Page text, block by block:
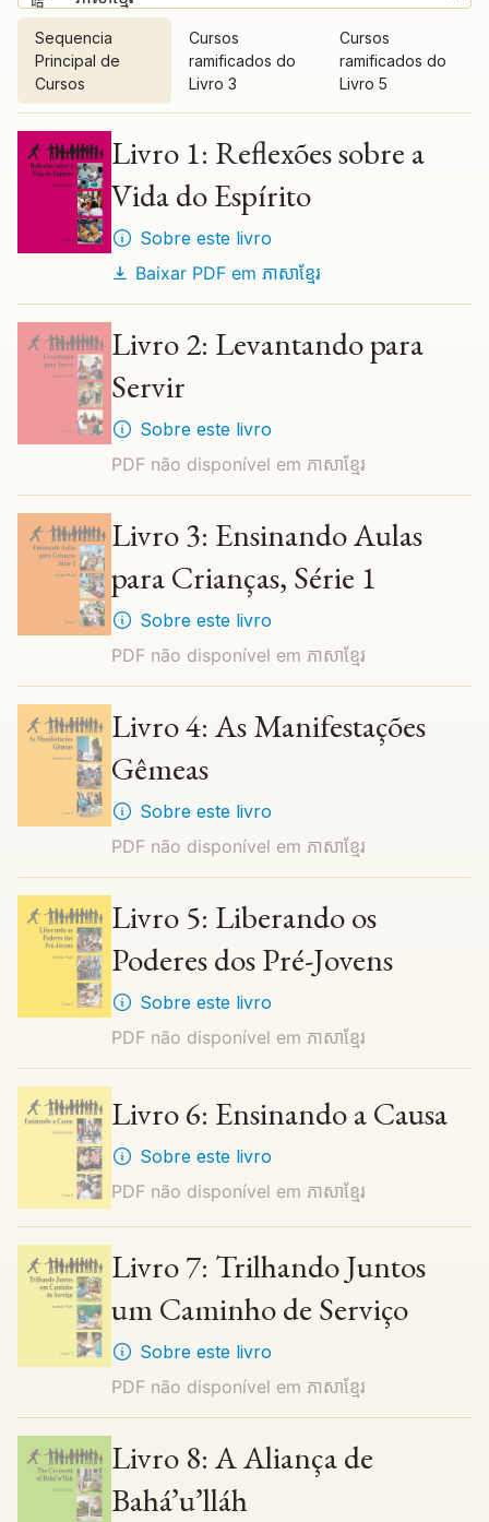
Sequencia
Principal de
Cursos
Cursos
ramificados do
Livro 3
Cursos
ramificados do
Livro 5
Livro 1: Reflexões sobre a
Vida do Espírito
Sobre este livro
Baixar PDF emភាសាខ្មែរ
Livro 2: Levantando para
Servir
Sobre este livro
PDF não disponível emភាសាខ្មែរ
Livro 3: Ensinando Aulas
para Crianças, Série 1
Sobre este livro
PDF não disponível emភាសាខ្មែរ
Livro 4: As Manifestações
Gêmeas
Sobre este livro
PDF não disponível emភាសាខ្មែរ
Livro 5: Liberando os
Poderes dos Pré-Jovens
Sobre este livro
PDF não disponível emភាសាខ្មែរ
Livro 6: Ensinando a Causa
Sobre este livro
PDF não disponível emភាសាខ្មែរ
Livro 7: Trilhando Juntos
um Caminho de Serviço
Sobre este livro
PDF não disponível emភាសាខ្មែរ
Livro 8: A Aliança de
Bahá’u’lláh